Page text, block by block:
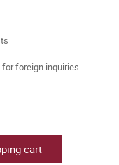
for foreign inquiries.
cart